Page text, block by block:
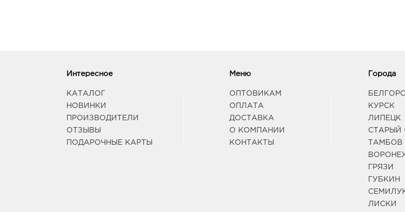
Интересное
КАТАЛОГ
НОВИНКИ
ПРОИЗВОДИТЕЛИ
ОТЗЫВЫ
ПОДАРОЧНЫЕ КАРТЫ
Меню
ОПТОВИКАМ
ОПЛАТА
ДОСТАВКА
О КОМПАНИИ
КОНТАКТЫ
Города
КУРСК
ЛИПЕЦК
СТАРЫЙ
ТАМБОВ
ГРЯЗИ
ГУБКИН
ЛИСКИ